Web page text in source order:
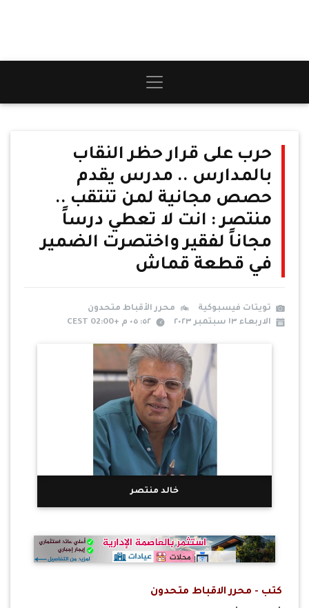
حرب على قرار حظر النقاب
بالمدارس .. مدرس يقدم
حصص مجانية لمن تنتقب ..
منتصر : انت لا تعطي درساً
مجاناً لفقير واختصرت الضمير
في قطعة قماش
تويتات فيسبوكية
محرر الأقباط متحدون
الاربعاء ١٣ سبتمبر ٢٠٢٣
٥٢: ٠٥ م +02:00 CEST
خالد منتصر
كتب - محرر الاقباط متحدون